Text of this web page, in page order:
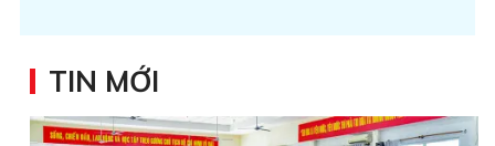
TIN MỚI